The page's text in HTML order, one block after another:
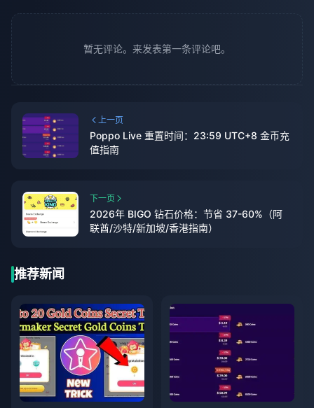
暂无评论。来发表第一条评论吧。
上一页
Poppo Live 重置时间：23:59 UTC+8 金币充
值指南
下一页
2026年 BIGO 钻石价格：节省 37-60%（阿
联酋/沙特/新加坡/香港指南）
推荐新闻